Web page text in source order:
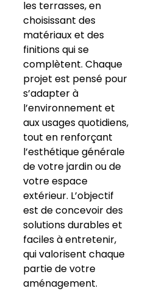
les terrasses, en
choisissant des
matériaux et des
finitions qui se
complètent. Chaque
projet est pensé pour
s’adapter à
l’environnement et
aux usages quotidiens,
tout en renforçant
l’esthétique générale
de votre jardin ou de
votre espace
extérieur. L’objectif
est de concevoir des
solutions durables et
faciles à entretenir,
qui valorisent chaque
partie de votre
aménagement.